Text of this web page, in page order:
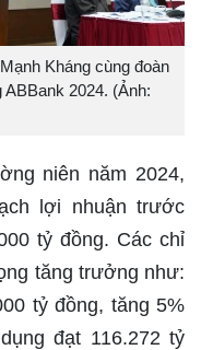
Kháng cùng đoàn
2024. (Ảnh:
niên năm 2024,
lợi nhuận trước
tỷ đồng. Các chỉ
tăng trưởng như:
tỷ đồng, tăng 5%
đạt 116.272 tỷ